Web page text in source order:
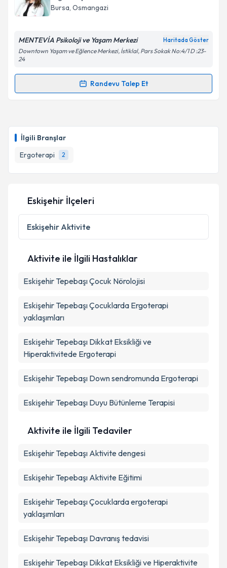
İlgili Branşlar
Ergoterapi
2
Kişisel verilerimin işlenmesine ilişkinAydınlatma
Bursa, Osmangazi
MENTEVİA Psikoloji ve Yaşam Merkezi Haritada Göster
Downtown Yaşam ve Eğlence Merkezi, İstiklal, Pars Sokak No:4/1 D :23-
24
Randevu Talep Et
Randevu Takvimi Talebi
için bir takvim hazırlandığında e-posta ile
bilgilendireceğiz.
E-posta Adresiniz
Kişisel verilerimin işlenmesine ilişkin
Metni'ni okudum ve kişisel verilerimin belirtilen
Eskişehir İlçeleri
Eskişehir Aktivite
Aktivite ile İlgili Hastalıklar
Eskişehir Tepebaşı Çocuk Nörolojisi
Eskişehir Tepebaşı Çocuklarda Ergoterapi
yaklaşımları
Eskişehir Tepebaşı Dikkat Eksikliği ve
Hiperaktivitede Ergoterapi
Eskişehir Tepebaşı Down sendromunda Ergoterapi
Eskişehir Tepebaşı Duyu Bütünleme Terapisi
Aktivite ile İlgili Tedaviler
Eskişehir Tepebaşı Aktivite dengesi
Eskişehir Tepebaşı Aktivite Eğitimi
Eskişehir Tepebaşı Çocuklarda ergoterapi
yaklaşımları
Eskişehir Tepebaşı Davranış tedavisi
Eskişehir Tepebaşı Dikkat Eksikliği ve Hiperaktivite